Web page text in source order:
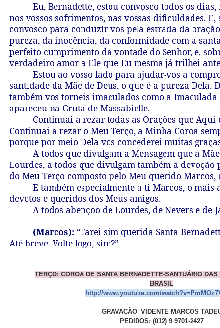
Eu, Bernadette, estou convosco todos os dias,
nos vossos sofrimentos, nas vossas dificuldades. E,
convosco para conduzir-vos pela estrada da
pureza, da inocência, da conformidade com a
perfeito cumprimento da vontade do Senhor, e,
verdadeiro amor a Ele que Eu mesma já trilhei
Estou ao vosso lado para ajudar-vos a
santidade da Mãe de Deus, o que é a pureza Dela.
também vos torneis imaculados como a Imaculada
apareceu na Gruta de Massabielle.
Continuai a rezar todas as Orações que Aqui
Continuai a rezar o Meu Terço, a Minha Coroa
porque por meio Dela vos concederei muitas
A todos que divulgam a Mensagem que a
Lourdes, a todos que divulgam também a devoção
do Meu Terço composto pelo Meu querido Marcos,
E também especialmente a ti Marcos, o mais
devotos e queridos dos Meus amigos.
A todos abençoo de Lourdes, de Nevers e de
(Marcos): “Farei sim querida Santa
Até breve. Volte logo, sim?”
TERÇO: COROA DE SANTA BERNADETTE-SANTUÁRIO
BRASIL
http://www.youtube.com/
GRAVAÇÃO: VIDENTE MARCOS
PEDIDOS: (012) 9 9701-2427